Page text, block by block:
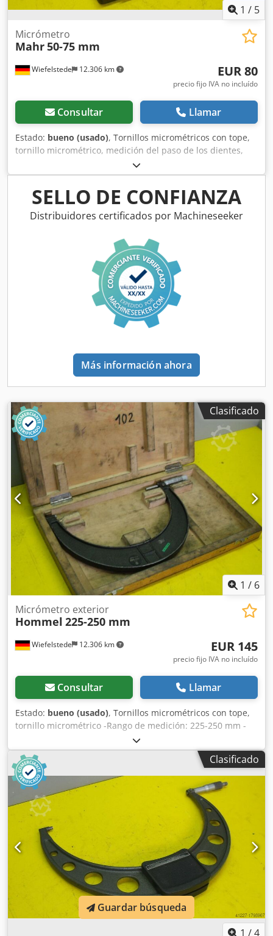
1 / 5
Wiefelstede 12.306 km
Micrómetro
Mahr50-75 mm
EUR 80
precio fijo IVA no incluído
Consultar Llamar
Estado: bueno (usado), Tornillos micrométricos con tope,
tornillo micrométrico, medición del paso de los dientes,
superficies de medición en forma de disco -Rango de
medición: 50-75 mm -Una vuelta del tambor equivale a: 0,5
mm Chedpfob A R Hysx An Eea -Sin dispositivo de bloqueo
-Grandes superficies de medición -Fuerza de medición:
con trinquete -Incluye: estuche -Calibración -Protector de
SELLO DE CONFIANZA
Distribuidores certificados por Machineseeker
Más información ahora
Clasificado
1 / 6
Wiefelstede 12.306 km
Micrómetro exterior
Hommel 225-250 mm
EUR 145
precio fijo IVA no incluído
Consultar Llamar
Estado: bueno (usado), Tornillos micrométricos con tope,
tornillo micrométrico -Rango de medición: 225-250 mm -
Una vuelta del tambor equivale a: 0,5 mm -Con dispositivo
de bloqueo -Fuerza de medición: trinquete Chjdpob A I H
Aofx An Eea -Protector de manos -Cantidad: también
disponibles otros tamaños -Peso: 2,5 kg
Clasificado
1 /4
Guardar búsqueda